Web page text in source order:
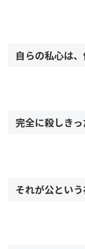
自らの私心は、
完全に殺しきっ
それが公という